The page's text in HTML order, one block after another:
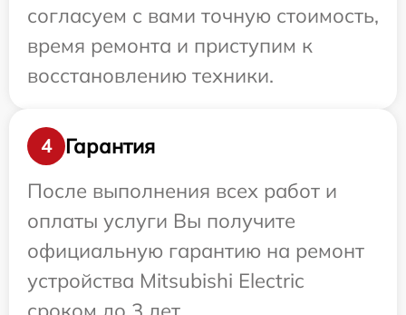
согласуем с вами точную стоимость,
время ремонта и приступим к
восстановлению техники.
4
Гарантия
После выполнения всех работ и
оплаты услуги Вы получите
официальную гарантию на ремонт
устройства Mitsubishi Electric